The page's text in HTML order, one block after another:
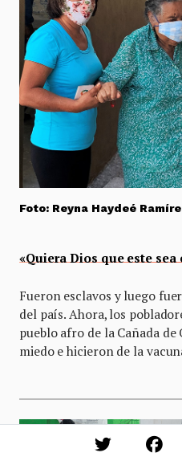
Foto: Reyna Haydeé
«Quiera Dios que este sea
Fueron esclavos y luego
del país. Ahora, los
pueblo afro de la Cañada de
miedo e hicieron de la